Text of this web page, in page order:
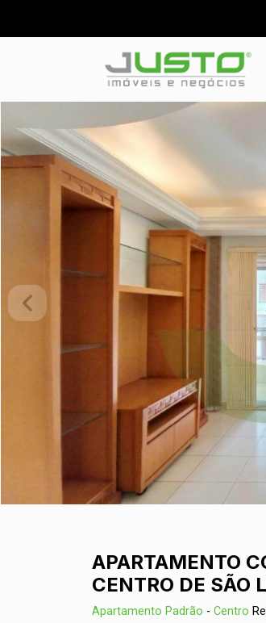
APARTAMENTO
CENTRO DE SÃO
Apartamento Padrão - Centro